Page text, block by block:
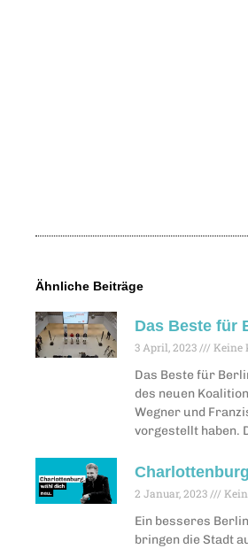
Ähnliche Beiträge
Das Beste für
3 April, 2023 Keine
Das Beste für
des neuen
Wegner und
vorgestellt haben.
2 Januar, 2023
Ein besseres
bringen die Stadt